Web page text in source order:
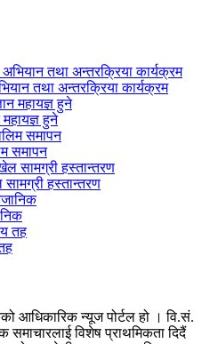
तथा अन्तरक्रिया कार्यक्रम
महायज्ञ हुने
समापन
हस्तान्तरण
आधिकारिक न्यूज पोर्टल हो । वि.सं.
विशेष प्राथमिकता दिदैं